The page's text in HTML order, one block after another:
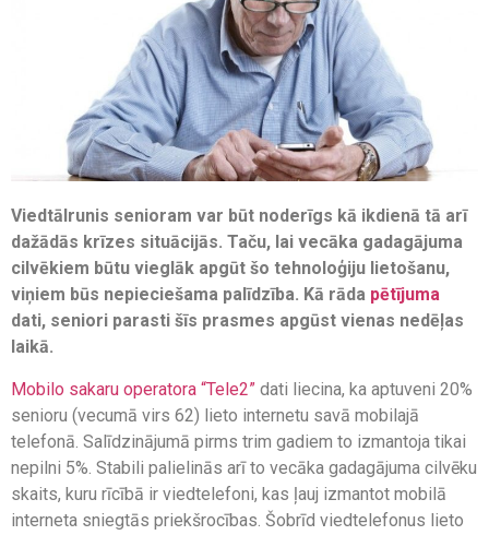
Viedtālrunis senioram var būt noderīgs kā ikdienā tā arī
dažādās krīzes situācijās. Taču, lai vecāka gadagājuma
cilvēkiem būtu vieglāk apgūt šo tehnoloģiju lietošanu,
viņiem būs nepieciešama palīdzība. Kā rāda pētījuma
dati, seniori parasti šīs prasmes apgūst vienas nedēļas
laikā.
Mobilo sakaru operatora “Tele2” dati liecina, ka aptuveni 20%
senioru (vecumā virs 62) lieto internetu savā mobilajā
telefonā. Salīdzinājumā pirms trim gadiem to izmantoja tikai
nepilni 5%. Stabili palielinās arī to vecāka gadagājuma cilvēku
skaits, kuru rīcībā ir viedtelefoni, kas ļauj izmantot mobilā
interneta sniegtās priekšrocības. Šobrīd viedtelefonus lieto